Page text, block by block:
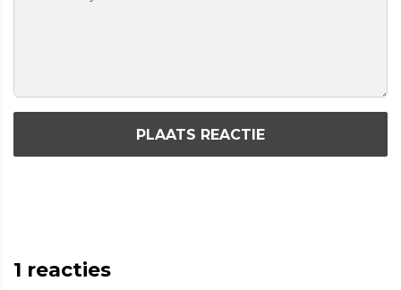
PLAATS REACTIE
1 reacties